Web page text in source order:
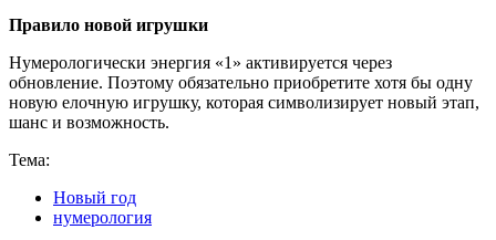
Правило новой игрушки
Нумерологически энергия «1» активируется через
обновление. Поэтому обязательно приобретите хотя бы одну
новую елочную игрушку, которая символизирует новый этап,
шанс и возможность.
Тема:
Новый год
нумерология